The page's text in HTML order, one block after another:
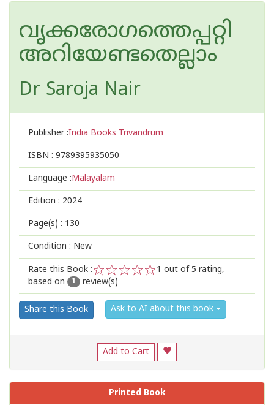
വൃക്കരോഗത്തെപ്പറ്റി
അറിയേണ്ടതെല്ലാം
Dr Saroja Nair
Publisher :India Books Trivandrum
ISBN : 9789395935050
Language :Malayalam
Edition : 2024
Page(s) : 130
Condition : New
Rate this Book :
2
1
1 out of 5 rating,
based on
1 review(s)
Share this Book Ask to AI about this book
Add to Cart
Printed Book